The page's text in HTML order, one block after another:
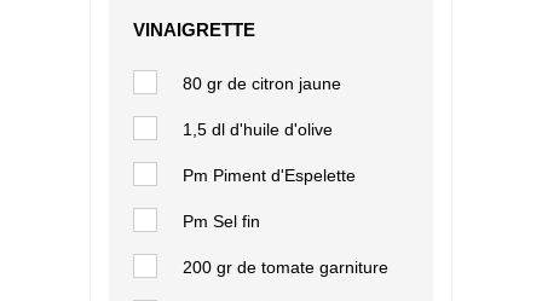
VINAIGRETTE
80 gr de citron jaune
1,5 dl d'huile d'olive
Pm Piment d'Espelette
Pm Sel fin
200 gr de tomate garniture